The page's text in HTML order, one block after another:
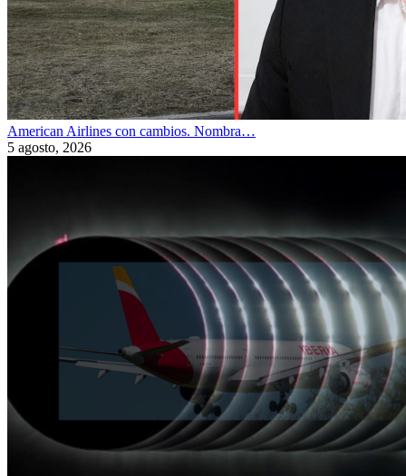
American Airlines con cambios. Nombra…
5 agosto, 2026